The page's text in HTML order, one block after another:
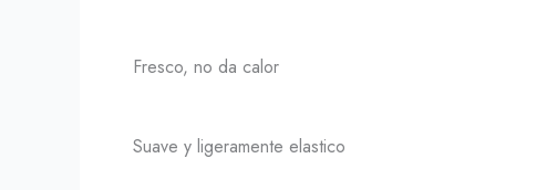
Fresco, no da calor
Suave y ligeramente elastico